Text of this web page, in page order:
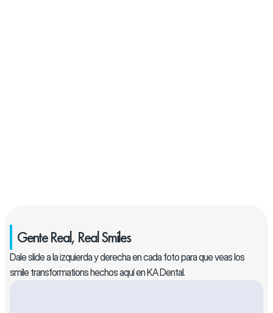
Gente Real, Real Smiles
Dale slide a la izquierda y derecha en cada foto para que veas los
smile transformations hechos aquí en KA Dental.